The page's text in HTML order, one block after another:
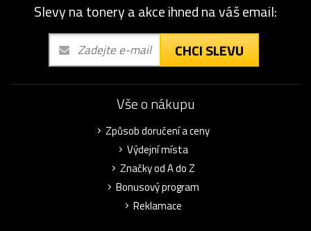
Slevy na tonery a akce ihned na váš email:
CHCI SLEVU
Vše o nákupu
Způsob doručení a ceny
Výdejní místa
Značky od A do Z
Bonusový program
Reklamace